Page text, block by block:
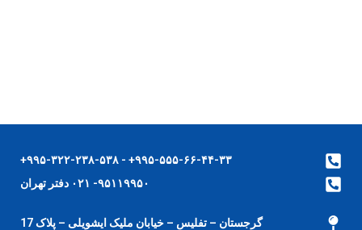
۹۹۵-۵۵۵-۶۶-۴۴-۳۳+ - ۹۹۵-۳۲۲-۲۳۸-۵۳۸+
۹۵۱۱۹۹۵۰- ۰۲۱ دفتر تهران
گرجستان – تفلیس – خیابان ملیک ایشویلی – پلاک 17